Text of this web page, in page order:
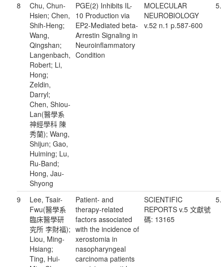
8
Chu, Chun-
Hsien; Chen,
Shih-Heng;
Wang,
Qingshan;
Langenbach,
Robert; Li,
Hong;
Zeldin,
Darryl;
Chen, Shiou-
Lan(醫學系
神經學科 陳
秀蘭); Wang,
Shijun; Gao,
Huiming; Lu,
Ru-Band;
Hong, Jau-
Shyong
PGE(2) Inhibits IL-
10 Production via
EP2-Mediated beta-
Arrestin Signaling in
Neuroinflammatory
Condition
MOLECULAR
NEUROBIOLOGY
v.52 n.1 p.587-600
9
Lee, Tsair-
Fwu(醫學系
臨床醫學研
究所 李財福);
Liou, Ming-
Hsiang;
Ting, Hui-
Patient- and
therapy-related
factors associated
with the incidence of
xerostomia in
nasopharyngeal
carcinoma patients
SCIENTIFIC
REPORTS v.5 文獻號
碼: 13165